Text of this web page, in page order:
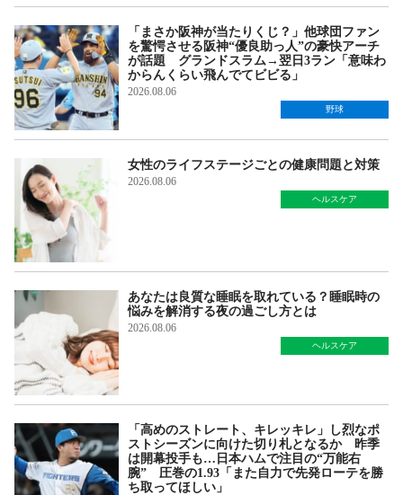
「まさか阪神が当たりくじ？」他球団ファン
を驚愕させる阪神“優良助っ人”の豪快アーチ
が話題 グランドスラム→翌日3ラン「意味わ
からんくらい飛んでてビビる」
2026.08.06
野球
女性のライフステージごとの健康問題と対策
2026.08.06
ヘルスケア
あなたは良質な睡眠を取れている？睡眠時の
悩みを解消する夜の過ごし方とは
2026.08.06
ヘルスケア
「高めのストレート、キレッキレ」し烈なポ
ストシーズンに向けた切り札となるか 昨季
は開幕投手も…日本ハムで注目の“万能右
腕” 圧巻の1.93「また自力で先発ローテを勝
ち取ってほしい」